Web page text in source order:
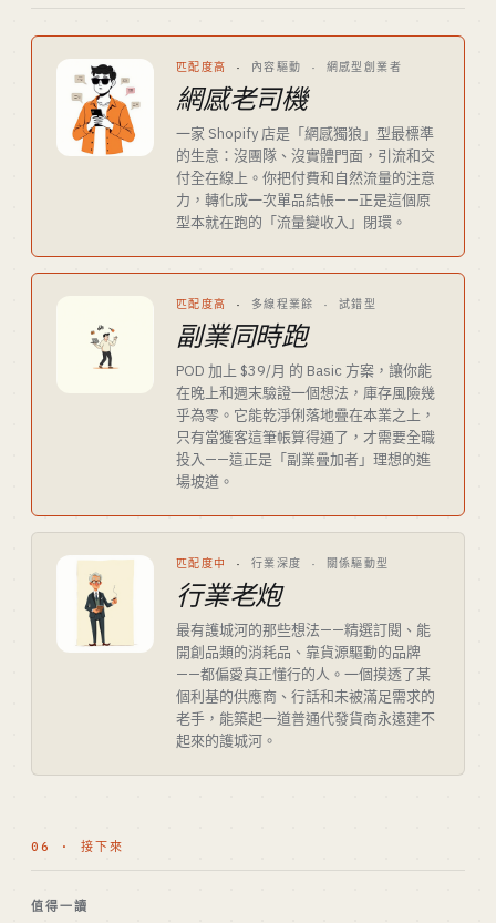
匹配度高 · 內容驅動 · 網感型創業者
網感老司機
一家 Shopify 店是「網感獨狼」型最標準
的生意：沒團隊、沒實體門面，引流和交
付全在線上。你把付費和自然流量的注意
力，轉化成一次單品結帳——正是這個原
型本就在跑的「流量變收入」閉環。
匹配度高 · 多線程業餘 · 試錯型
副業同時跑
POD 加上 $39/月 的 Basic 方案，讓你能
在晚上和週末驗證一個想法，庫存風險幾
乎為零。它能乾淨俐落地疊在本業之上，
只有當獲客這筆帳算得通了，才需要全職
投入——這正是「副業疊加者」理想的進
場坡道。
匹配度中 · 行業深度 · 關係驅動型
行業老炮
最有護城河的那些想法——精選訂閱、能
開創品類的消耗品、靠貨源驅動的品牌
——都偏愛真正懂行的人。一個摸透了某
個利基的供應商、行話和未被滿足需求的
老手，能築起一道普通代發貨商永遠建不
起來的護城河。
06 · 接下來
值得一讀